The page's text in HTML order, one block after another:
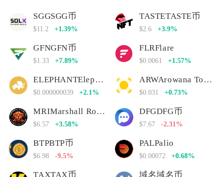
SGGSGG币
$11.2 +1.39%
TASTETASTE币
$2.6 +3.9%
GFNGFN币
$1.33 +7.89%
FLRFlare
$0.0061 +1.57%
ELEPHANTElephant Money
$0.000000039 +2.1%
ARWArowana Token
$0.031 +0.73%
MRIMarshall Rogan Inu
$6.57 +3.58%
DFGDFG币
$7.67 -2.31%
BTPBTP币
$6.98 -9.5%
PALPalio
$0.00072 +0.68%
TAXTAX币 域名域名币